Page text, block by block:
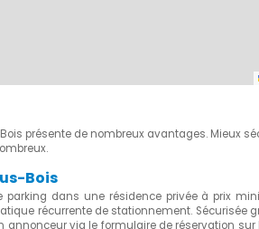
présente de nombreux avantages. Mieux
Bois
parking dans une résidence privée à prix
récurrente de stationnement. Sécurisée
via le formulaire de réservation sur